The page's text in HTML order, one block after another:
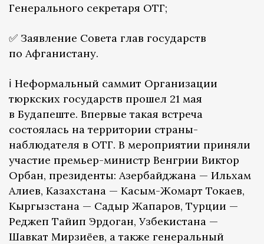
Генерального секретаря ОТГ;
✅ Заявление Совета глав государств
по Афганистану.
ℹ️ Неформальный саммит Организации
тюркских государств прошел 21 мая
в Будапеште. Впервые такая встреча
состоялась на территории страны-
наблюдателя в ОТГ. В мероприятии приняли
участие премьер-министр Венгрии Виктор
Орбан, президенты: Азербайджана — Ильхам
Алиев, Казахстана — Касым-Жомарт Токаев,
Кыргызстана — Садыр Жапаров, Турции —
Реджеп Тайип Эрдоган, Узбекистана —
Шавкат Мирзиёев, а также генеральный